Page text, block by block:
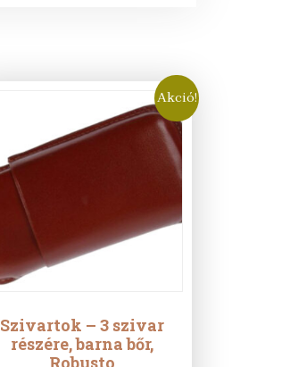
Akció!
Szivartok – 3 szivar
részére, barna bőr,